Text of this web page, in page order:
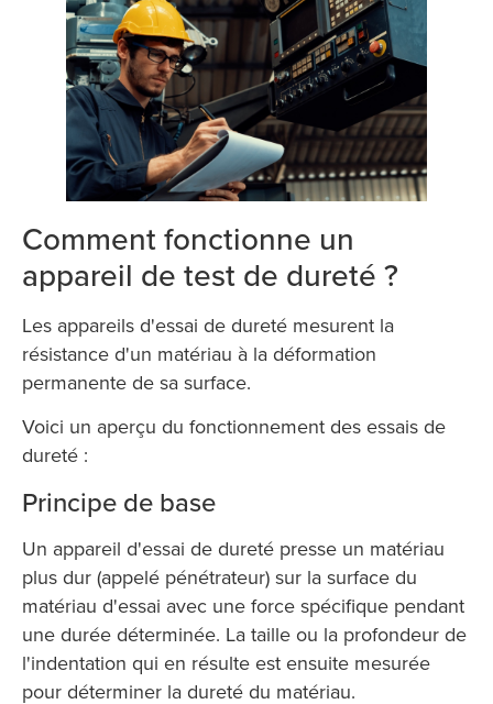
Comment fonctionne un
appareil de test de dureté ?
Les appareils d'essai de dureté mesurent la
résistance d'un matériau à la déformation
permanente de sa surface.
Voici un aperçu du fonctionnement des essais de
dureté :
Principe de base
Un appareil d'essai de dureté presse un matériau
plus dur (appelé pénétrateur) sur la surface du
matériau d'essai avec une force spécifique pendant
une durée déterminée. La taille ou la profondeur de
l'indentation qui en résulte est ensuite mesurée
pour déterminer la dureté du matériau.